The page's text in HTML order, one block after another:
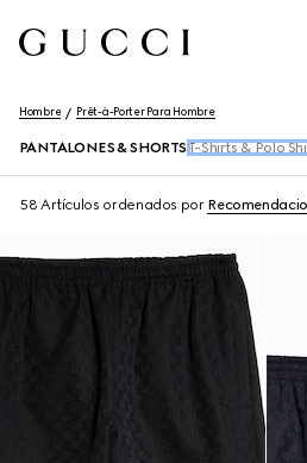
Hombre Prêt-à-Porter Para Hombre
PANTALONES & SHORTS T-Shirts & Polo
58 Artículos ordenados por